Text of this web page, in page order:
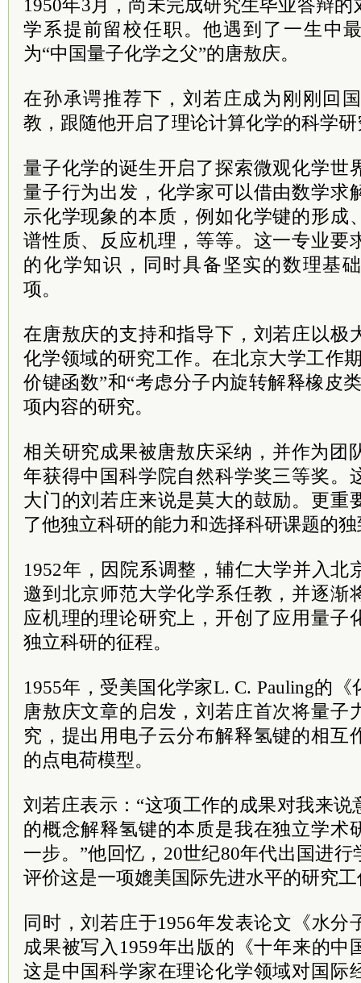
1950年3月，尚未完成研究生毕业答辩
学系提前留校任职。他遇到了一生
为“中国量子化学之父”的唐敖庆。
在孙承谔推荐下，刘若庄成为刚刚回
教，跟随他开启了理论计算化学的科学
量子化学的诞生开启了探索微观化学世
量子行为出发，化学家可以借由数学求
示化学现象的本质，例如化学键的形成
谱性质、反应机理，等等。这一专业要
的化学知识，同时具备坚实的数理基
项。
在唐敖庆的支持和指导下，刘若庄以极
化学领域的研究工作。在北京大学工作
价键函数”和“考虑分子内旋转解释橡皮
项内容的研究。
相关研究成果被唐敖庆采纳，并作为团
年获得中国科学院自然科学奖三等奖。
大门的刘若庄来说是莫大的鼓励。更重
了他独立科研的能力和选择科研课题的
1952年，因院系调整，辅仁大学并入北
邀到北京师范大学化学系任教，并逐渐
应机理的理论研究上，开创了应用量子
独立科研的征程。
1955年，受美国化学家L. C. Pauling的
唐敖庆文章的启发，刘若庄首次将量子
究，提出用电子云分布解释氢键的相互
的点电荷模型。
刘若庄表示：“这项工作的成果对我来
的概念解释氢键的本质是我在独立学术
一步。”他回忆，20世纪80年代出国进
评价这是一项媲美国际先进水平的研究
同时，刘若庄于1956年发表论文《水分
成果被写入1959年出版的《十年来的中
这是中国科学家在理论化学领域对国际